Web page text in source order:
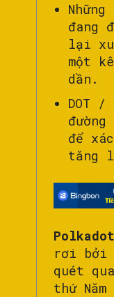
đang
lại xu
một
dần.
DOT /
để
tăng
Polkadot
rơi bởi
quét
thứ